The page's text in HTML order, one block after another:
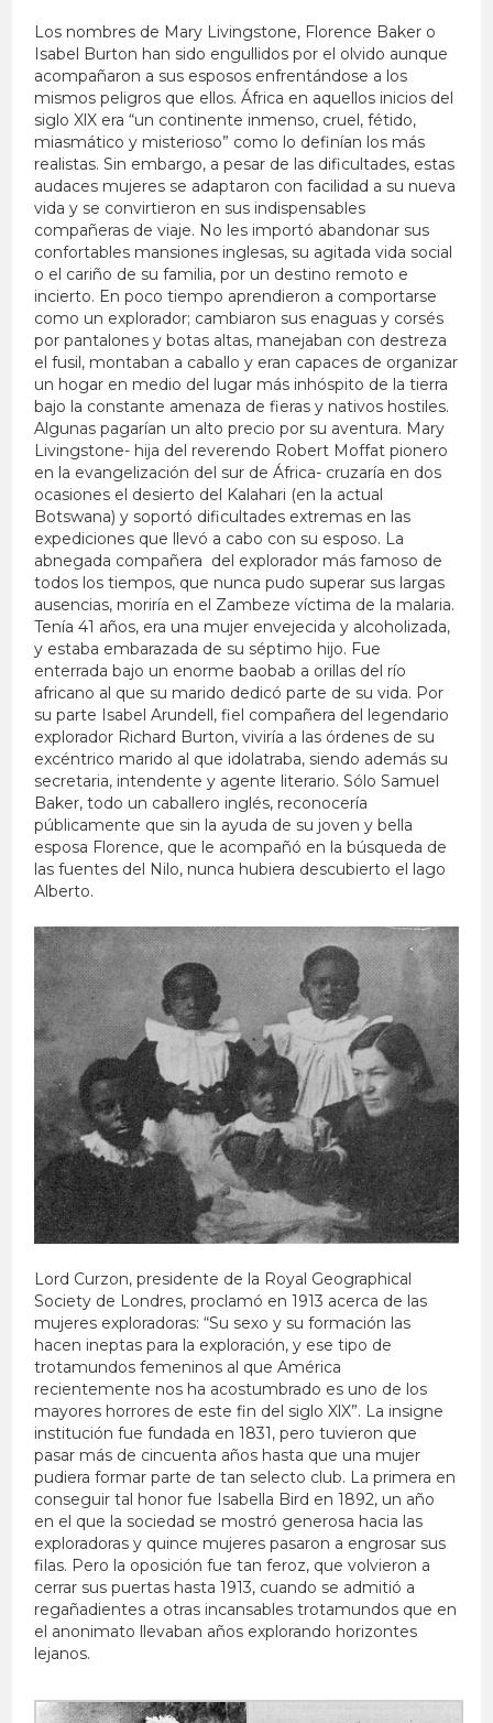
Los nombres de Mary Livingstone, Florence Baker o
Isabel Burton han sido engullidos por el olvido aunque
acompañaron a sus esposos enfrentándose a los
mismos peligros que ellos. África en aquellos inicios del
siglo XlX era “un continente inmenso, cruel, fétido,
miasmático y misterioso” como lo definían los más
realistas. Sin embargo, a pesar de las dificultades, estas
audaces mujeres se adaptaron con facilidad a su nueva
vida y se convirtieron en sus indispensables
compañeras de viaje. No les importó abandonar sus
confortables mansiones inglesas, su agitada vida social
o el cariño de su familia, por un destino remoto e
incierto. En poco tiempo aprendieron a comportarse
como un explorador; cambiaron sus enaguas y corsés
por pantalones y botas altas, manejaban con destreza
el fusil, montaban a caballo y eran capaces de organizar
un hogar en medio del lugar más inhóspito de la tierra
bajo la constante amenaza de fieras y nativos hostiles.
Algunas pagarían un alto precio por su aventura. Mary
Livingstone- hija del reverendo Robert Moffat pionero
en la evangelización del sur de África- cruzaría en dos
ocasiones el desierto del Kalahari (en la actual
Botswana) y soportó dificultades extremas en las
expediciones que llevó a cabo con su esposo. La
abnegada compañera del explorador más famoso de
todos los tiempos, que nunca pudo superar sus largas
ausencias, moriría en el Zambeze víctima de la malaria.
Tenía 41 años, era una mujer envejecida y alcoholizada,
y estaba embarazada de su séptimo hijo. Fue
enterrada bajo un enorme baobab a orillas del río
africano al que su marido dedicó parte de su vida. Por
su parte Isabel Arundell, fiel compañera del legendario
explorador Richard Burton, viviría a las órdenes de su
excéntrico marido al que idolatraba, siendo además su
secretaria, intendente y agente literario. Sólo Samuel
Baker, todo un caballero inglés, reconocería
públicamente que sin la ayuda de su joven y bella
esposa Florence, que le acompañó en la búsqueda de
las fuentes del Nilo, nunca hubiera descubierto el lago
Alberto.
Lord Curzon, presidente de la Royal Geographical
Society de Londres, proclamó en 1913 acerca de las
mujeres exploradoras: “Su sexo y su formación las
hacen ineptas para la exploración, y ese tipo de
trotamundos femeninos al que América
recientemente nos ha acostumbrado es uno de los
mayores horrores de este fin del siglo XlX”. La insigne
institución fue fundada en 1831, pero tuvieron que
pasar más de cincuenta años hasta que una mujer
pudiera formar parte de tan selecto club. La primera en
conseguir tal honor fue Isabella Bird en 1892, un año
en el que la sociedad se mostró generosa hacia las
exploradoras y quince mujeres pasaron a engrosar sus
filas. Pero la oposición fue tan feroz, que volvieron a
cerrar sus puertas hasta 1913, cuando se admitió a
regañadientes a otras incansables trotamundos que en
el anonimato llevaban años explorando horizontes
lejanos.